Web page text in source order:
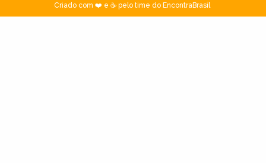
Criado com ❤️ e ☕ pelo time do EncontraBrasil